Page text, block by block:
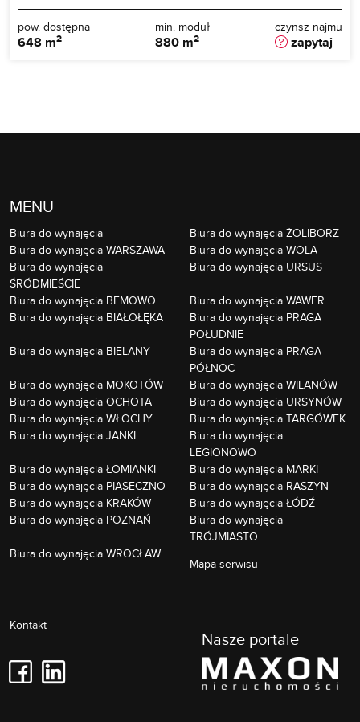
pow. dostępna
648 m2
min. moduł
880 m2
czynsz najmu
zapytaj
MENU
Biura do wynajęcia
Biura do wynajęcia ŻOLIBORZ
Biura do wynajęcia WARSZAWA
Biura do wynajęcia WOLA
Biura do wynajęcia
ŚRÓDMIEŚCIE
Biura do wynajęcia URSUS
Biura do wynajęcia BEMOWO
Biura do wynajęcia WAWER
Biura do wynajęcia BIAŁOŁĘKA
Biura do wynajęcia PRAGA
POŁUDNIE
Biura do wynajęcia BIELANY
Biura do wynajęcia PRAGA
PÓŁNOC
Biura do wynajęcia MOKOTÓW
Biura do wynajęcia WILANÓW
Biura do wynajęcia OCHOTA
Biura do wynajęcia URSYNÓW
Biura do wynajęcia WŁOCHY
Biura do wynajęcia TARGÓWEK
Biura do wynajęcia JANKI
Biura do wynajęcia
LEGIONOWO
Biura do wynajęcia ŁOMIANKI
Biura do wynajęcia MARKI
Biura do wynajęcia PIASECZNO
Biura do wynajęcia RASZYN
Biura do wynajęcia KRAKÓW
Biura do wynajęcia ŁÓDŹ
Biura do wynajęcia POZNAŃ
Biura do wynajęcia
TRÓJMIASTO
Biura do wynajęcia WROCŁAW
Mapa serwisu
Kontakt
Nasze portale